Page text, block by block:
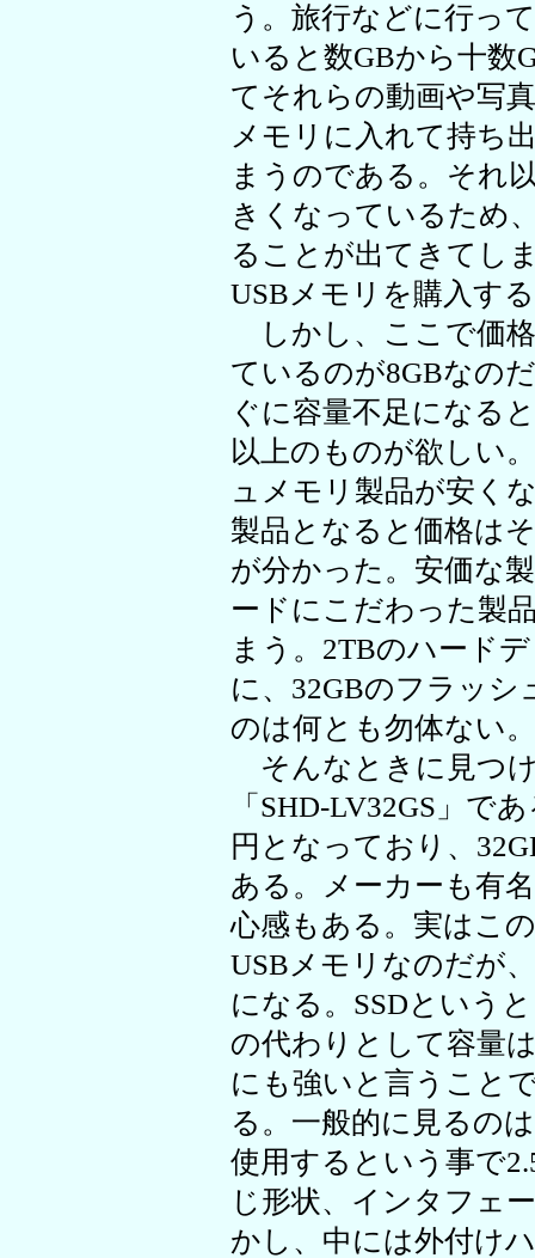
う。旅行などに行っ
いると数GBから十数
てそれらの動画や写
メモリに入れて持ち
まうのである。それ
きくなっているため
ることが出てきてし
USBメモリを購入す
しかし、ここで価
ているのが8GBなの
ぐに容量不足になる
以上のものが欲しい
ュメモリ製品が安く
製品となると価格は
が分かった。安価な
ードにこだわった製
まう。2TBのハード
に、32GBのフラッ
のは何とも勿体ない。
そんなときに見つ
「SHD-LV32GS」で
円となっており、
ある。メーカーも有
心感もある。実はこ
USBメモリなのだが
になる。SSDという
の代わりとして容量
にも強いと言うこと
る。一般的に見るの
使用するという事で
じ形状、インタフェ
かし、中には外付け